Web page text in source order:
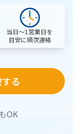
当日〜1営業日を
目安に順次連絡
る
OK